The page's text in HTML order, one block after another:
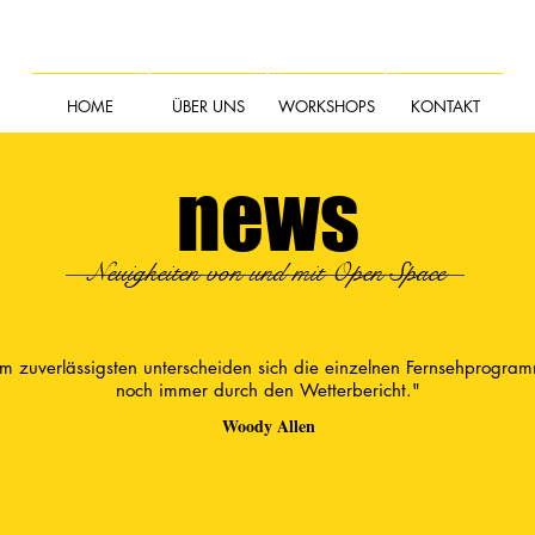
HOME ÜBER UNS WORKSHOPS KONTAKT
news
Neuigkeiten von und mit Open Space
zuverlässigsten unterscheiden sich die einzelnen
noch immer durch den Wetterbericht."
Woody Allen